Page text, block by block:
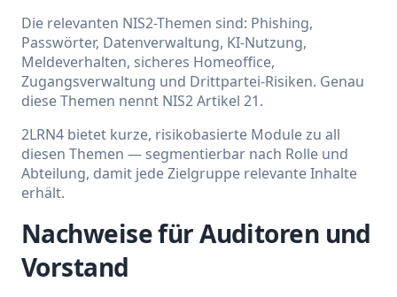
Die relevanten NIS2-Themen sind: Phishing,
Passwörter, Datenverwaltung, KI-Nutzung,
Meldeverhalten, sicheres Homeoffice,
Zugangsverwaltung und Drittpartei-Risiken. Genau
diese Themen nennt NIS2 Artikel 21.
2LRN4 bietet kurze, risikobasierte Module zu all
diesen Themen — segmentierbar nach Rolle und
Abteilung, damit jede Zielgruppe relevante Inhalte
erhält.
Nachweise für Auditoren und
Vorstand